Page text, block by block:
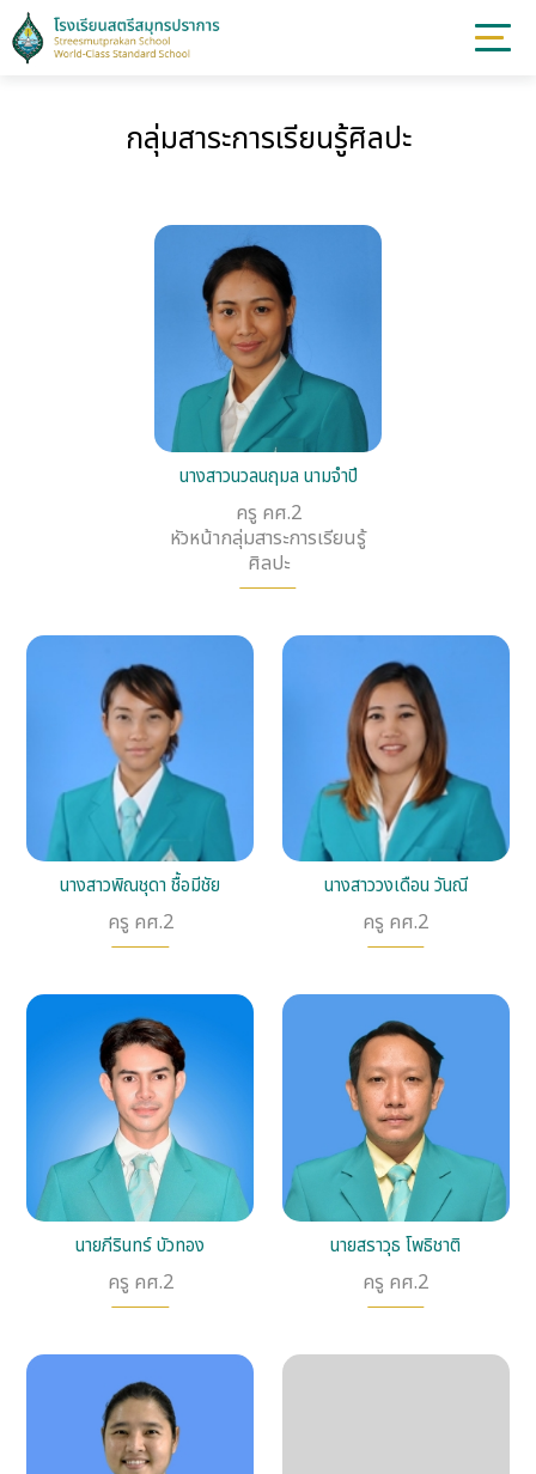
กลุ่มสาระการเรียนรู้ศิลปะ
นางสาวนวลนฤมล นามจำปี
ครู คศ.2
หัวหน้ากลุ่มสาระการเรียนรู้
ศิลปะ
นางสาวพิณชุดา ชื้อมีชัย
ครู คศ.2
นางสาววงเดือน วันณี
ครู คศ.2
นายภีรินทร์ บัวทอง
ครู คศ.2
นายสราวุธ โพธิชาติ
ครู คศ.2